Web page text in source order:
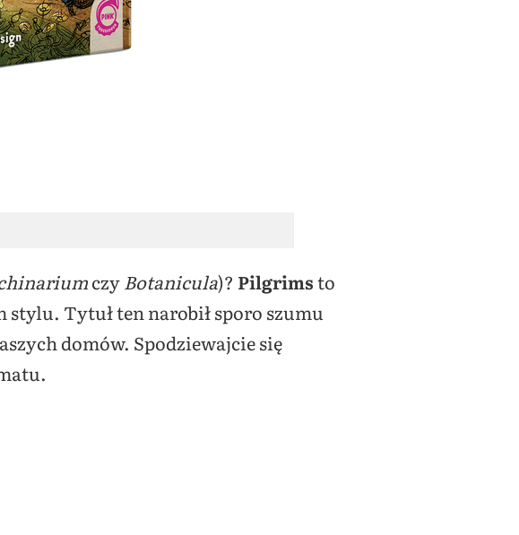
czyBotanicula)? Pilgrimsto
Tytuł ten narobił sporo szumu
domów. Spodziewajcie się